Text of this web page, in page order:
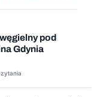
pod
Gdynia